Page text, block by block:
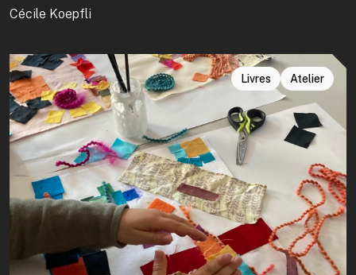
Cécile Koepfli
Livres Atelier